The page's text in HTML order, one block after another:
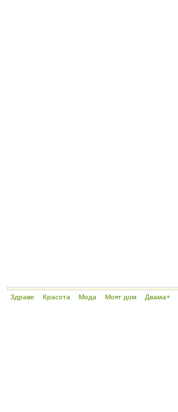
Здраве Красота Мода Моят дом Двама+